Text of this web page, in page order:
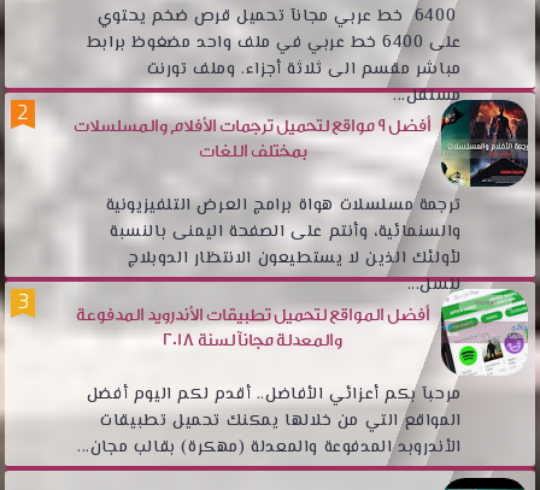
6400 خط عربي مجانآ تحميل قرص ضخم يحتوي
على 6400 خط عربي في ملف واحد مضغوظ برابط
مباشر مقسم الى ثلاثة أجزاء. وملف تورنت
مستقل...
أفضل 9 مواقع لتحميل ترجمات الأفلام والمسلسلات
بمختلف اللغات
ترجمة مسلسلات هواة برامج العرض التلفيزيونية
والسنمائية، وأنتم على الصفحة اليمنى بالنسبة
لأولئك الذين لا يستطيعون الانتظار الدوبلاج
للسل...
أفضل المواقع لتحميل تطبيقات الأندرويد المدفوعة
والمعدلة مجانآ لسنة 2018
مرحبآ بكم أعزائي الأفاضل.. أقدم لكم اليوم أفضل
المواقع التي من خلالها يمكنك تحميل تطبيقات
الأندروبد المدفوعة والمعدلة (مهكرة) بقالب مجان...